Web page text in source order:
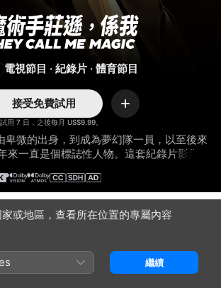
，
電視節目 · 紀錄片 · 體育節目
用 7 日，之後每月 US$9.99。
接受免費試用
加
卑微的出身，到成為夢幻隊一員，以至後來
來一直是個標誌性人物。這套紀錄片影集包
業生涯。
或地區，查看所在位置的專屬內容
繼續